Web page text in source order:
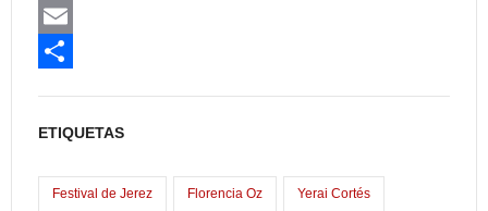
a
c
M
aE
ETIQUETAS
Festival de Jerez Florencia Oz Yerai Cortés